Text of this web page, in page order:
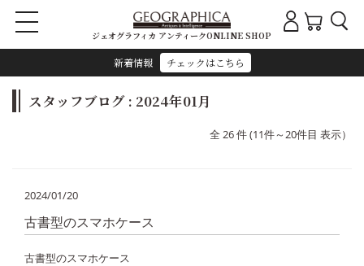
新着情報 チェックはこちら
ジェオグラフィカ アンティークONLINE SHOP
スタッフブログ : 2024年01月
全 26 件 (11件～20件目 表示）
2024/01/20
古書型のスマホケース
古書型のスマホケース